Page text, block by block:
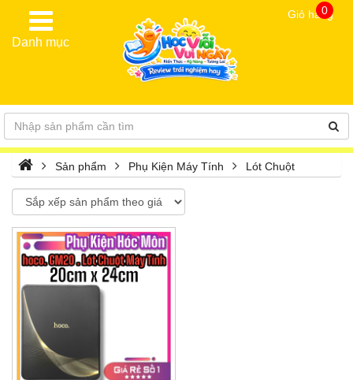
Danh mục
Giỏ hàng
0
Sản phẩm Phụ Kiện Máy Tính Lót Chuột